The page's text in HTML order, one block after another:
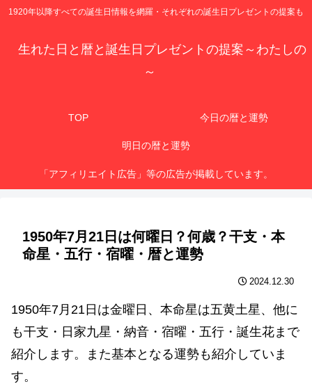
1920年以降すべての誕生日情報を網羅・それぞれの誕生日プレゼントの提案も
生れた日と暦と誕生日プレゼントの提案～わたしの
～
TOP 今日の暦と運勢
明日の暦と運勢
「アフィリエイト広告」等の広告が掲載しています。
1950年7月21日は何曜日？何歳？干支・本
命星・五行・宿曜・暦と運勢
2024.12.30
1950年7月21日は金曜日、本命星は五黄土星、他に
も干支・日家九星・納音・宿曜・五行・誕生花まで
紹介します。また基本となる運勢も紹介していま
す。